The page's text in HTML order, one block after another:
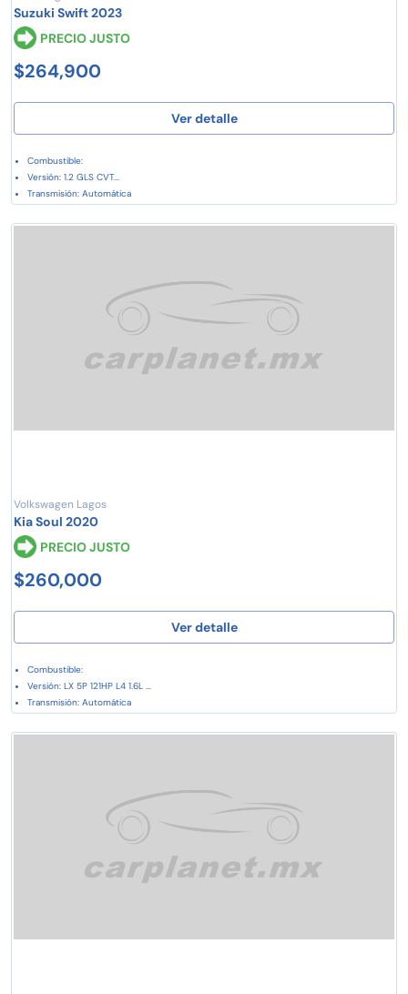
Suzuki Swift 2023
PRECIO JUSTO
$264,900
Ver detalle
Combustible:
Versión: 1.2 GLS CVT...
Transmisión: Automática
Volkswagen Lagos
Kia Soul 2020
PRECIO JUSTO
$260,000
Ver detalle
Combustible:
Versión: LX 5P 121HP L4 1.6L ...
Transmisión: Automática